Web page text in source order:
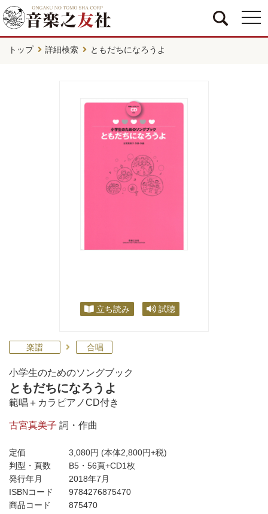
トップ 詳細検索 ともだちになろうよ
立ち読み 試聴
楽譜 合唱
小学生のためのソングブック
ともだちになろうよ
範唱＋カラピアノCD付き
古宮真美子 詞・作曲
定価 3,080円 (本体2,800円+税)
判型・頁数
B5・56頁+CD1枚
発行年月
2018年7月
ISBNコード
9784276875470
商品コード
875470